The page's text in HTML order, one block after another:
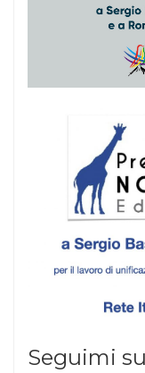
Seguimi